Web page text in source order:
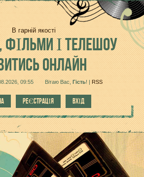
В гарній якості
ФІЛЬМИ І ТЕЛЕШОУ
ОНЛАЙН
09:55 Вітаю Вас Гість! |RSS
РЕЄСТРАЦІЯ ВХІД